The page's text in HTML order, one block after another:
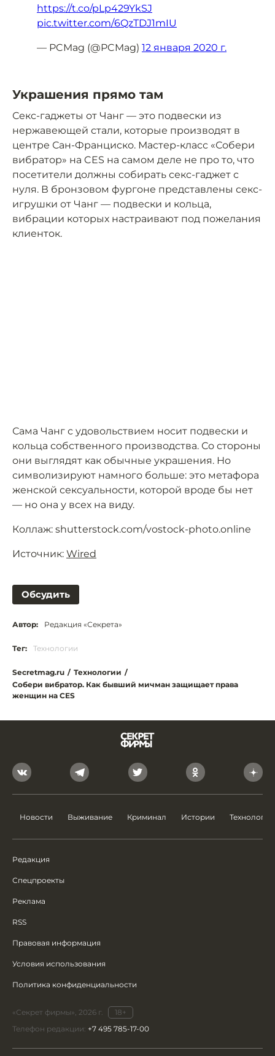
https://t.co/pLp429YkSJ
pic.twitter.com/6QzTDJ1mIU
— PCMag (@PCMag) 12 января 2020 г.
Украшения прямо там
Секс-гаджеты от Чанг — это подвески из
нержавеющей стали, которые производят в
центре Сан-Франциско. Мастер-класс «Собери
вибратор» на CES на самом деле не про то, что
посетители должны собирать секс-гаджет с
нуля. В бронзовом фургоне представлены секс-
игрушки от Чанг — подвески и кольца,
вибрации которых настраивают под пожелания
клиенток.
Сама Чанг с удовольствием носит подвески и
кольца собственного производства. Со стороны
они выглядят как обычные украшения. Но
символизируют намного больше: это метафора
женской сексуальности, которой вроде бы нет
— но она у всех на виду.
Коллаж: shutterstock.com/vostock-photo.online
Источник: Wired
Обсудить
Автор: Редакция «Секрета»
Тег: Технологии
Secretmag.ru / Технологии /
Собери вибратор. Как бывший мичман защищает права
женщин на CES
Новости Выживание Криминал Истории Технологии
Редакция
Спецпроекты
Реклама
RSS
Правовая информация
Условия использования
Политика конфиденциальности
«Секрет фирмы», 2026 г.
18+
Телефон редакции: +7 495 785-17-00